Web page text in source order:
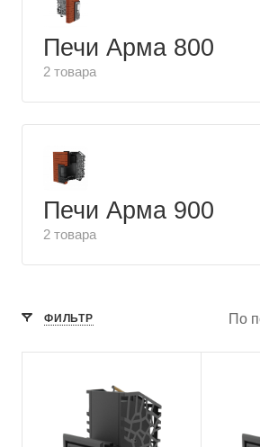
Печи Арма 800
2 товара
Печи Арма 900
2 товара
ФИЛЬТР